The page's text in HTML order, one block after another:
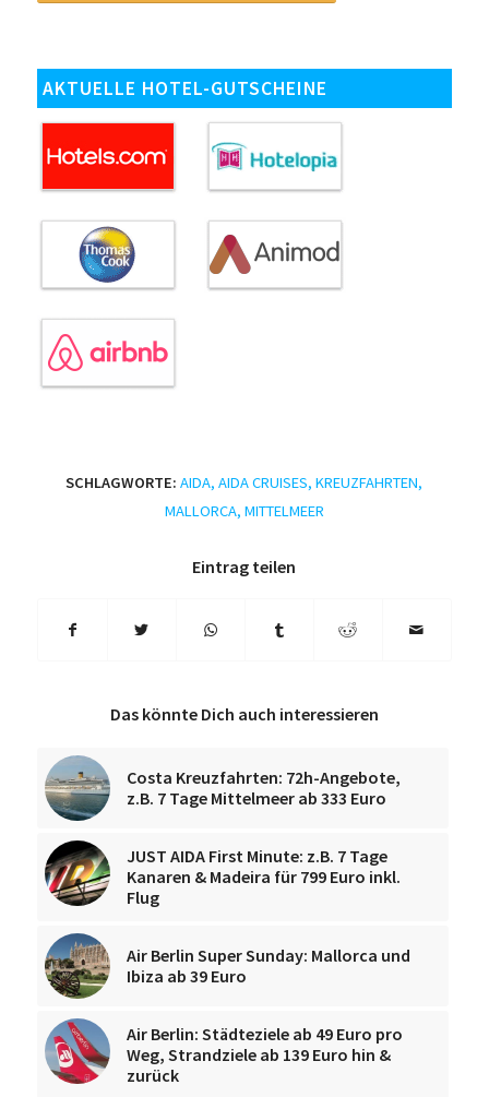
AKTUELLE HOTEL-GUTSCHEINE
SCHLAGWORTE: AIDA,AIDA CRUISES,KREUZFAHRTEN,
MALLORCA, MITTELMEER
Eintrag teilen
Das könnte Dich auch interessieren
Costa Kreuzfahrten: 72h-Angebote,
z.B. 7 Tage Mittelmeer ab 333 Euro
JUST AIDA First Minute: z.B. 7 Tage
Kanaren & Madeira für 799 Euro inkl.
Flug
Air Berlin Super Sunday: Mallorca und
Ibiza ab 39 Euro
Air Berlin: Städteziele ab 49 Euro pro
Weg, Strandziele ab 139 Euro hin &
zurück